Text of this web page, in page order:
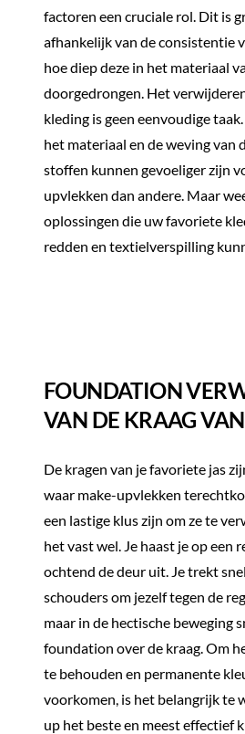
factoren een cruciale rol. Dit is
afhankelijk van de consistentie
hoe diep deze in het materiaal
doorgedrongen. Het
kleding is geen eenvoudige
het materiaal en de weving van
stoffen kunnen gevoeliger zijn
upvlekken dan andere. Maar
oplossingen die uw favoriete
redden en textielverspilling
FOUNDATION
VAN DE KRAAG VAN
De kragen van je favoriete jas
waar make-upvlekken
een lastige klus zijn om ze te
het vast wel. Je haast je op een
ochtend de deur uit. Je trekt
schouders om jezelf tegen de
maar in de hectische beweging
foundation over de kraag. Om
te behouden en permanente
voorkomen, is het belangrijk te
up het beste en meest effectief